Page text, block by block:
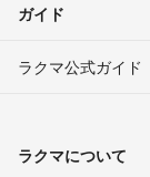
ガイド
ラクマ公式ガイド
ラクマについて